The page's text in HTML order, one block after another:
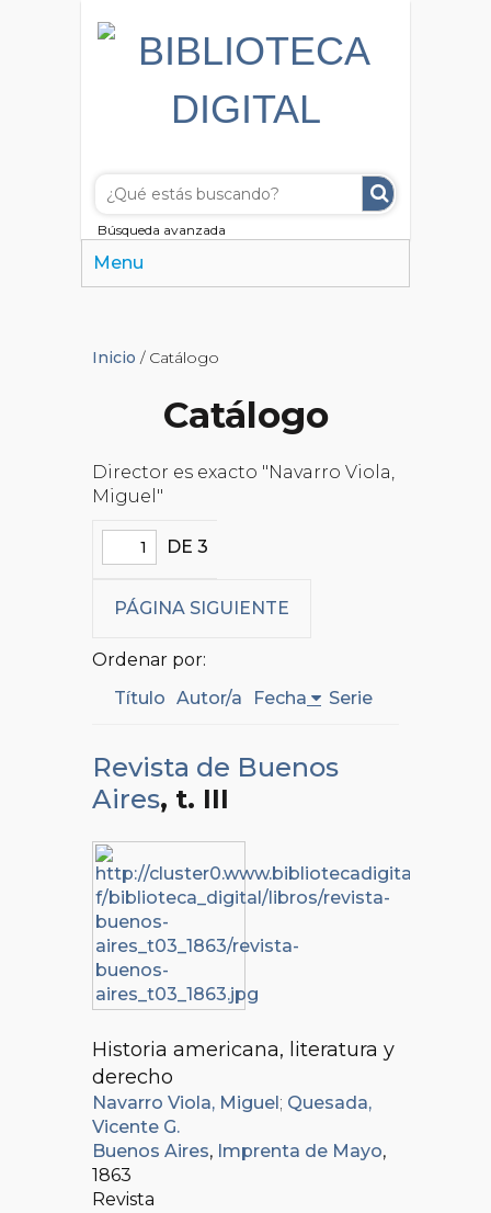
Búsqueda avanzada
Menu
Inicio / Catálogo
Catálogo
Director es exacto "Navarro Viola,
Miguel"
DE 3
PÁGINA SIGUIENTE
Ordenar por:
Título Autor/a Fecha Serie
Revista de Buenos
Aires, t. III
Historia americana, literatura y
derecho
Navarro Viola, Miguel ; Quesada,
Vicente G.
Buenos Aires, Imprenta de Mayo,
1863
Revista